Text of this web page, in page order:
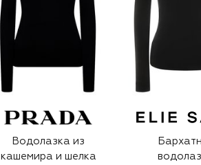
Водолазка из
кашемира и шелка